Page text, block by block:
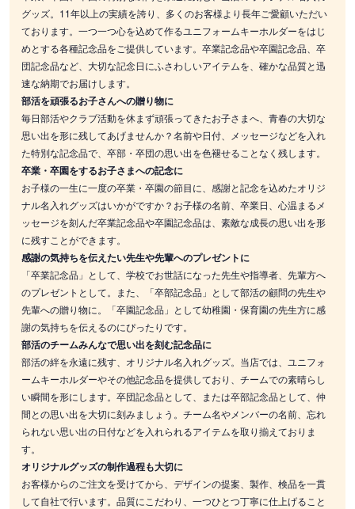
グッズ。11年以上の実績を誇り、多くのお客様より長年ご愛顧いただい
ております。一つ一つ心を込めて作るユニフォームキーホルダーをはじ
めとする各種記念品をご提供しています。卒業記念品や卒園記念品、卒
団記念品など、大切な記念日にふさわしいアイテムを、確かな品質と迅
速な納期でお届けします。
部活を頑張るお子さんへの贈り物に
毎日部活やクラブ活動を休まず頑張ってきたお子さまへ、青春の大切な
思い出を形に残してあげませんか？名前や日付、メッセージなどを入れ
た特別な記念品で、卒部・卒団の思い出を色褪せることなく残します。
卒業・卒園をするお子さまへの記念に
お子様の一生に一度の卒業・卒園の節目に、感謝と記念を込めたオリジ
ナル名入れグッズはいかがですか？お子様の名前、卒業日、心温まるメ
ッセージを刻んだ卒業記念品や卒園記念品は、素敵な成長の思い出を形
に残すことができます。
感謝の気持ちを伝えたい先生や先輩へのプレゼントに
「卒業記念品」として、学校でお世話になった先生や指導者、先輩方へ
のプレゼントとして。また、「卒部記念品」として部活の顧問の先生や
先輩への贈り物に。「卒園記念品」として幼稚園・保育園の先生方に感
謝の気持ちを伝えるのにぴったりです。
部活のチームみんなで思い出を刻む記念品に
部活の絆を永遠に残す、オリジナル名入れグッズ。当店では、ユニフォ
ームキーホルダーやその他記念品を提供しており、チームでの素晴らし
い瞬間を形にします。卒団記念品として、または卒部記念品として、仲
間との思い出を大切に刻みましょう。チーム名やメンバーの名前、忘れ
られない思い出の日付などを入れられるアイテムを取り揃えておりま
す。
オリジナルグッズの制作過程も大切に
お客様からのご注文を受けてから、デザインの提案、製作、検品を一貫
して自社で行います。品質にこだわり、一つひとつ丁寧に仕上げること